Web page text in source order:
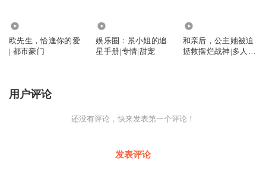
欧先生，恰逢你的爱
| 都市豪门
娱乐圈：景小姐的追
星手册|专情|甜宠
和亲后，公主她被迫
拯救摆烂战神|多人精
用户评论
还没有评论，快来发表第一个评论！
发表评论